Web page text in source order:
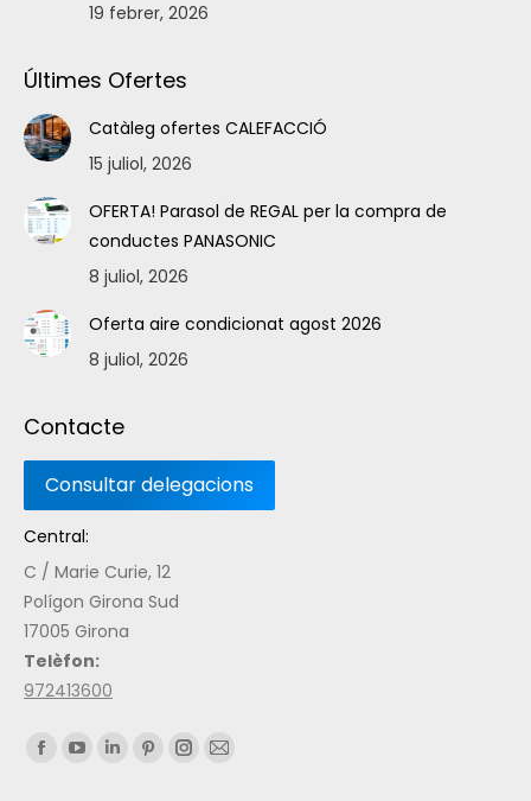
19 febrer, 2026
Últimes Ofertes
Catàleg ofertes CALEFACCIÓ
15 juliol, 2026
OFERTA! Parasol de REGAL per la compra de
conductes PANASONIC
8 juliol, 2026
Oferta aire condicionat agost 2026
8 juliol, 2026
Contacte
Central:
C / Marie Curie, 12
Polígon Girona Sud
17005 Girona
Telèfon:
972413600
Find us on: